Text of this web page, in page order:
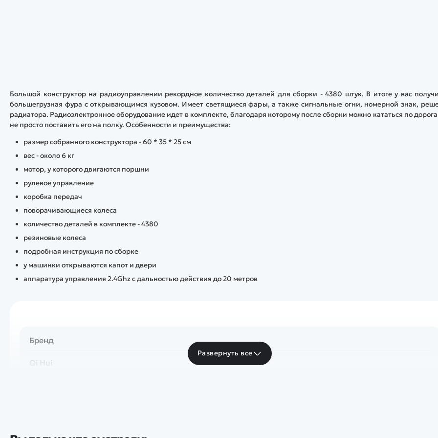
Большой конструктор на радиоуправлении рекордное количество деталей для сборки - 4380 штук. В итоге у вас
большегрузная фура с открывающимся кузовом. Имеет светящиеся фары, а также сигнальные огни, номерной знак,
радиатора. Радиоэлектронное оборудование идет в комплекте, благодаря которому после сборки можно кататься по
не просто поставить его на полку. Особенности и преимущества:
размер собранного конструктора - 60 * 35 * 25 см
вес - около 6 кг
мотор, у которого двигаются поршни
рулевое управление
коробка передач
поворачивающиеся колеса
количество деталей в комплекте - 4380
резиновые колеса
подробная инструкция по сборке
у машинки открываются капот и двери
аппаратура управления 2.4Ghz с дальностью действия до 20 метров
Бренд
Qi Hui
Развернуть все